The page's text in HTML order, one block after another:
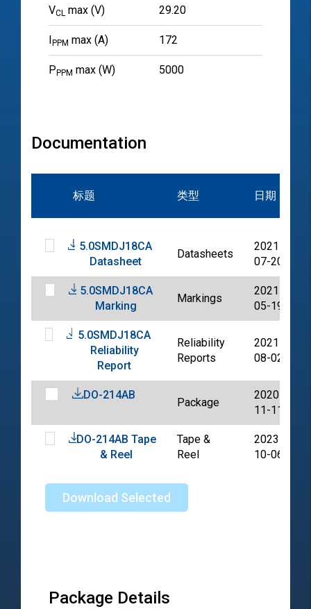
VCL max (V) 29.20
PPM max (A) 172
P PPM max (W) 5000
Documentation
标题 类型 日期
5.0SMDJ18CA
Datasheet
Datasheets
2021-
07-20
5.0SMDJ18CA
Marking
Markings
2021-
05-19
5.0SMDJ18CA
Reliability
Report
Reliability
Reports
2021-
08-02
DO-214AB
Package
2020-
11-11
DO-214AB Tape
& Reel
Tape &
Reel
2023-
10-06
Download Selected
Package Details